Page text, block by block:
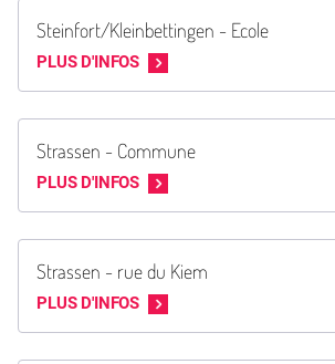
Steinfort/Kleinbettingen - Ecole
PLUS D'INFOS
Strassen - Commune
PLUS D'INFOS
Strassen - rue du Kiem
PLUS D'INFOS